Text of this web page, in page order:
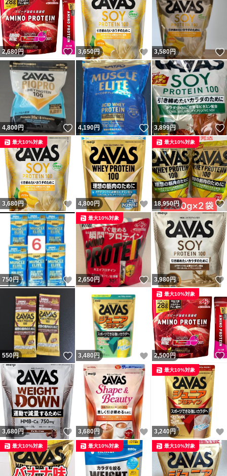
2,680円 いいね！
3,650円 いいね！
3,580円
4,800円 いいね！
4,190円 いいね！
3,899円
3,680円 いいね！
最大10%対象
4,800円 いいね！
18,950円
最大10%対象
750円 いいね！
2,650円 いいね！
最大10%対象
3,980円
550円 いいね！
3,480 円 いいね！
2,500円
最大10%対象
3,680円 いいね！
3,680円 いいね！
3,240円
最大10%対象
最大10%対象 最大10%対象 最大10%対象